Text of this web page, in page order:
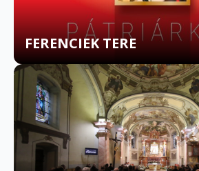
FERENCIEK TERE